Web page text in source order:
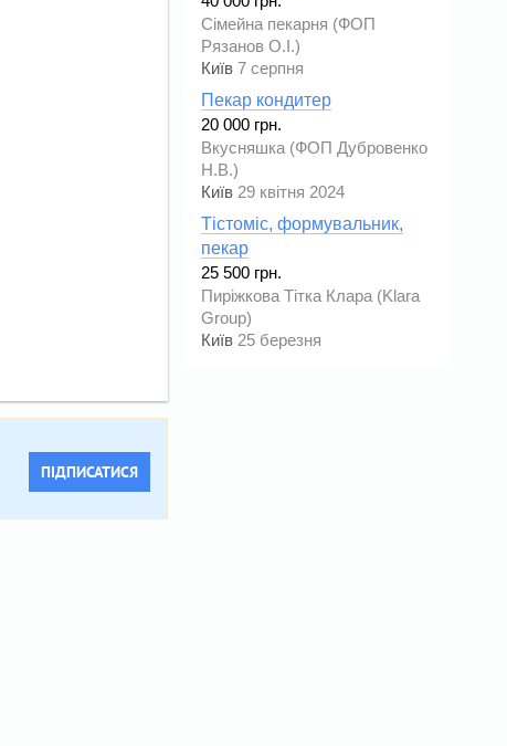
ПІДПИСАТИСЯ
Сімейна пекарня (ФОП
Рязанов О.І.)
Київ 7 серпня
Пекар кондитер
20 000 грн.
Вкусняшка (ФОП Дубровенко
Н.В.)
Київ 29 квітня 2024
Тістоміс, формувальник,
пекар
25 500 грн.
Пиріжкова Тітка Клара (Klara
Group)
Київ 25 березня